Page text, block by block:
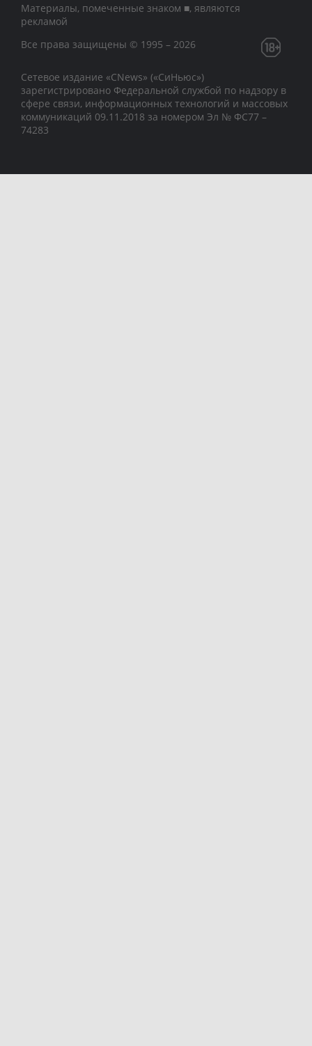
Материалы, помеченные знаком ■, являются
рекламой
Все права защищены © 1995 – 2026
Сетевое издание «CNews» («СиНьюс»)
зарегистрировано Федеральной службой по надзору в
сфере связи, информационных технологий и массовых
коммуникаций 09.11.2018 за номером Эл № ФС77 –
74283